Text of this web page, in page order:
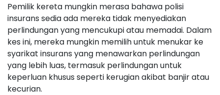
Pemilik kereta mungkin merasa bahawa polisi
insurans sedia ada mereka tidak menyediakan
perlindungan yang mencukupi atau memadai. Dalam
kes ini, mereka mungkin memilih untuk menukar ke
syarikat insurans yang menawarkan perlindungan
yang lebih luas, termasuk perlindungan untuk
keperluan khusus seperti kerugian akibat banjir atau
kecurian.